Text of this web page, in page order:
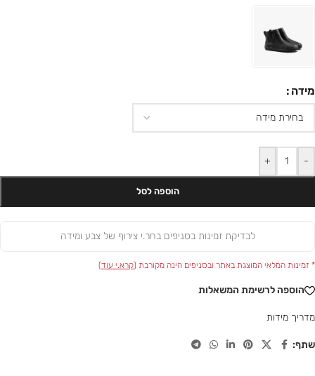
מידה
-
+
הוספה לסל
לבדיקת זמינות בסניפים בחר.י צירוף של צבע ומידה
* זמינות המלאי המוצגת באתר ובסניפים הינה מקורבת (קרא.י עוד)
הוספה לרשימת המשאלות
מדריך מידות
שתף: